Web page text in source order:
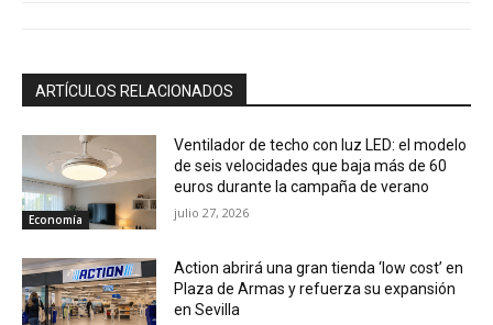
ARTÍCULOS RELACIONADOS
Economía
Ventilador de techo con luz LED: el modelo
de seis velocidades que baja más de 60
euros durante la campaña de verano
julio 27, 2026
Action abrirá una gran tienda ‘low cost’ en
Plaza de Armas y refuerza su expansión
en Sevilla